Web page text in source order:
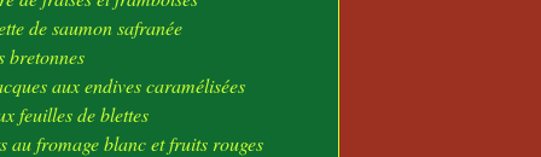
(23)
de saumon safranée
bretonnes
aux endives caramélisées
feuilles de blettes
au fromage blanc et fruits rouges